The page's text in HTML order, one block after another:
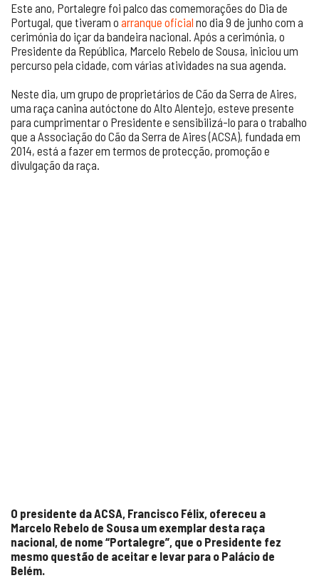
Este ano, Portalegre foi palco das comemorações do Dia de
Portugal, que tiveram o arranque oficial no dia 9 de junho com a
cerimónia do içar da bandeira nacional. Após a cerimónia, o
Presidente da República, Marcelo Rebelo de Sousa, iniciou um
percurso pela cidade, com várias atividades na sua agenda.
Neste dia, um grupo de proprietários de Cão da Serra de Aires,
uma raça canina autóctone do Alto Alentejo, esteve presente
para cumprimentar o Presidente e sensibilizá-lo para o trabalho
que a Associação do Cão da Serra de Aires (ACSA), fundada em
2014, está a fazer em termos de protecção, promoção e
divulgação da raça.
O presidente da ACSA, Francisco Félix, ofereceu a
Marcelo Rebelo de Sousa um exemplar desta raça
nacional, de nome “Portalegre”, que o Presidente fez
mesmo questão de aceitar e levar para o Palácio de
Belém.